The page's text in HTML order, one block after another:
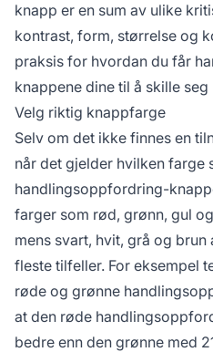
knapp er en sum av ulike
kontrast, form, størrelse og
praksis for hvordan du får
knappene dine til å skille
Velg riktig knappfarge
Selv om det ikke finnes en
når det gjelder hvilken farge
handlingsoppfordring-
farger som rød, grønn, gul
mens svart, hvit, grå og brun
fleste tilfeller. For eksempel
røde og grønne
at den røde
bedre enn den grønne med